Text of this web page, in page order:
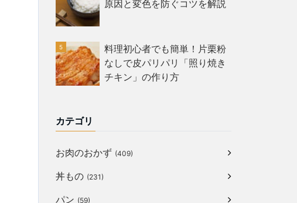
原因と変色を防ぐコツを解説
料理初心者でも簡単！片栗粉
なしで皮パリパリ「照り焼き
チキン」の作り方
カテゴリ
お肉のおかず (409)
丼もの (231)
パン (59)